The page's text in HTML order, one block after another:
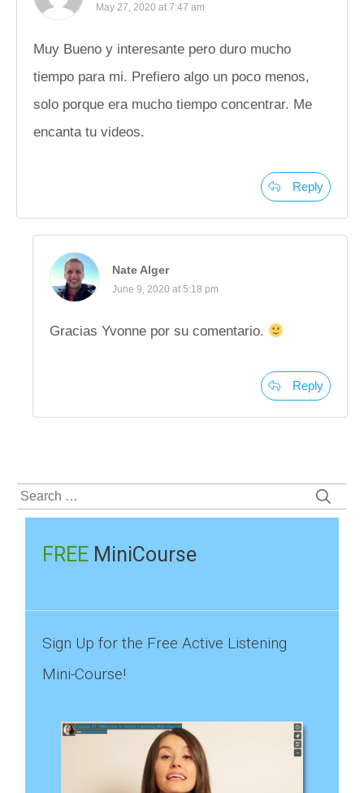
May 27, 2020 at 7:47 am
Muy Bueno y interesante pero duro mucho
tiempo para mi. Prefiero algo un poco menos,
solo porque era mucho tiempo concentrar. Me
encanta tu videos.
Reply
Nate Alger
June 9, 2020 at 5:18 pm
Gracias Yvonne por su comentario.
Reply
Search
for:
FREE MiniCourse
Sign Up for the Free Active Listening
Mini-Course!